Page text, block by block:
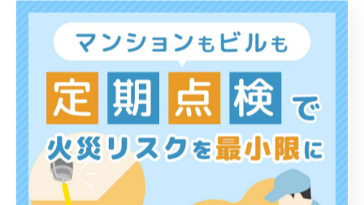
村市ではやや安価な傾向がありますが、建物の規模や設
備の種類、点検内容によって大きく異なります。一般的
に、マンションや店舗など小規模物件では1回あたり数万
円から十数万円が目安です。費用の内訳には、点検作業
費、報告書作成費、機器の簡易修繕費などが含まれるケ
ースが多いです。
比較の際は、単純な総額だけでなく、点検項目ごとの金
額や、追加費用が発生する条件も必ず確認しましょう。